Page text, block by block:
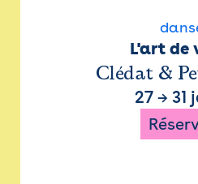
L'art de
Clédat &
27 → 31